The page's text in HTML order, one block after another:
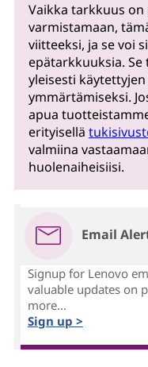
Vaikka tarkkuus
varmistamaan,
viitteeksi, ja se voi
epätarkkuuksia.
yleisesti
ymmärtämiseksi.
apua
erityisellä
valmiina
huolenaiheisiisi.
Email
Signup for Lenovo
valuable updates on
more...
Sign up >